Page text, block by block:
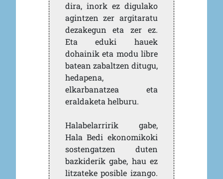
dira, inork ez digulako
agintzen zer argitaratu
dezakegun eta zer ez.
Eta eduki hauek
dohainik eta modu libre
batean zabaltzen ditugu,
hedapena,
elkarbanatzea eta
eraldaketa helburu.
Halabelarririk gabe,
Hala Bedi ekonomikoki
sostengatzen duten
bazkiderik gabe, hau ez
litzateke posible izango.